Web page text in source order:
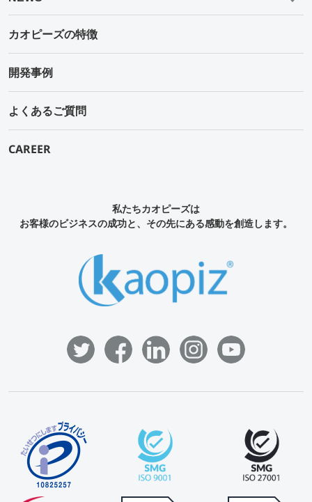
カオピーズの特徴
開発事例
よくあるご質問
CAREER
私たちカオピーズは
お客様のビジネスの成功と、その先にある感動を創造します。